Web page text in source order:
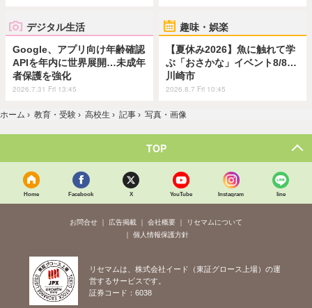
デジタル生活
Google、アプリ向け年齢確認
APIを年内に世界展開…未成年
者保護を強化
2026.7.31 Fri 13:45
趣味・娯楽
【夏休み2026】魚に触れて学
ぶ「おさかな」イベント8/8…
川崎市
2026.8.7 Fri 10:45
ホーム › 教育・受験 › 高校生 › 記事 › 写真・画像
TOP
Home Facebook X YouTube Instagram line
お問合せ 広告掲載 会社概要
リセマムについて
個人情報保護方針
リセマムは、株式会社イード（東証グロース上場）の運
営するサービスです。
証券コード：6038